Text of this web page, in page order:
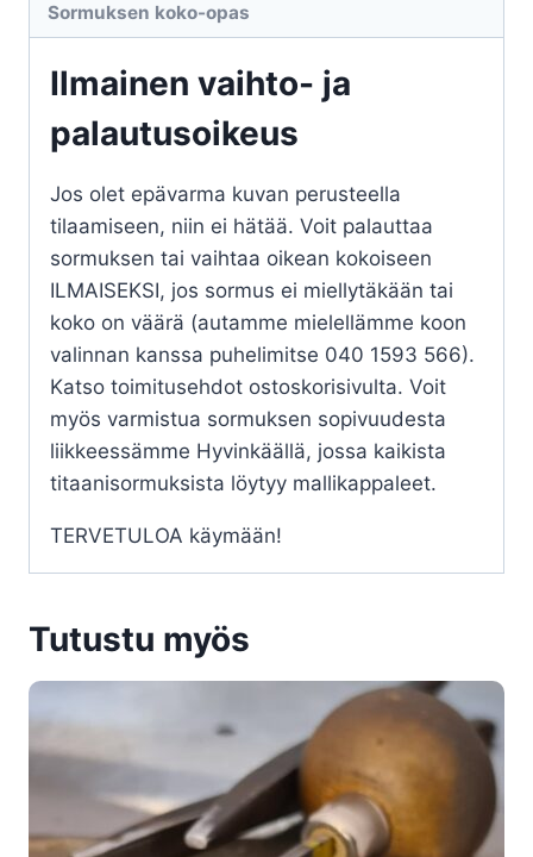
Sormuksen koko-opas
Ilmainen vaihto- ja
palautusoikeus
Jos olet epävarma kuvan perusteella
tilaamiseen, niin ei hätää. Voit palauttaa
sormuksen tai vaihtaa oikean kokoiseen
ILMAISEKSI, jos sormus ei miellytäkään tai
koko on väärä (autamme mielellämme koon
valinnan kanssa puhelimitse 040 1593 566).
Katso toimitusehdot ostoskorisivulta. Voit
myös varmistua sormuksen sopivuudesta
liikkeessämme Hyvinkäällä, jossa kaikista
titaanisormuksista löytyy mallikappaleet.
TERVETULOA käymään!
Tutustu myös